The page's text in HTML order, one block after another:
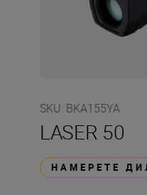
SKU: BKA155YA
LASER 50
НАМЕРЕТЕ